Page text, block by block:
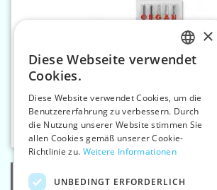
1
Maschinennähnadeln 705 H
Kategorie
CZECH
ENGLISH
×
Diese Webseite verwendet
Cookies.
Diese Website verwendet Cookies, um die
Benutzererfahrung zu verbessern. Durch
die Nutzung unserer Website stimmen Sie
allen Cookies gemäß unserer Cookie-
Richtlinie zu. Weitere Informationen
UNBEDINGT ERFORDERLICH